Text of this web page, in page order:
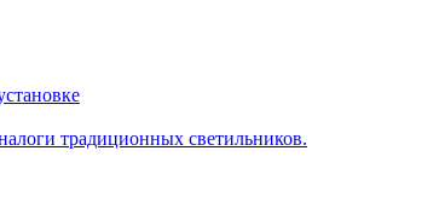
традиционных светильников.